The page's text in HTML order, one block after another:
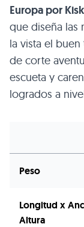
Europa por
que diseña las
la vista el
de corte
escueta y
logrados a
Peso
Longitud x
Altura